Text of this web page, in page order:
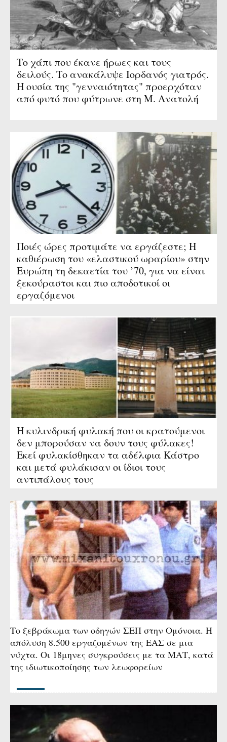
Το χάπι που έκανε ήρωες και τους
δειλούς. Το ανακάλυψε Ιορδανός γιατρός.
Η ουσία της "γενναιότητας" προερχόταν
από φυτό που φύτρωνε στη Μ. Ανατολή
Ποιές ώρες προτιμάτε να εργάζεστε; Η
καθιέρωση του «ελαστικού ωραρίου» στην
Ευρώπη τη δεκαετία του ’70, για να είναι
ξεκούραστοι και πιο αποδοτικοί οι
εργαζόμενοι
Η κυλινδρική φυλακή που οι κρατούμενοι
δεν μπορούσαν να δουν τους φύλακες!
Εκεί φυλακίσθηκαν τα αδέλφια Κάστρο
και μετά φυλάκισαν οι ίδιοι τους
αντιπάλους τους
Το ξεβράκωμα των οδηγών ΣΕΠ στην Ομόνοια. Η
απόλυση 8.500 εργαζομένων της ΕΑΣ σε μια
νύχτα. Οι 18μηνες συγκρούσεις με τα ΜΑΤ, κατά
της ιδιωτικοποίησης των λεωφορείων